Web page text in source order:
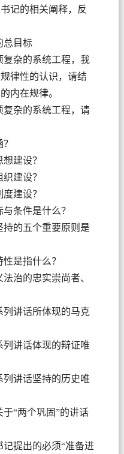
记的相关阐释，反
总目标
复杂的系统工程，我
律性的认识，请结
内在规律。
复杂的系统工程，请
建设？
建设？
建设？
条件是什么？
持的五个重要原则是
是指什么？
治的忠实崇尚者、
列讲话所体现的马克
列讲话体现的辩证唯
列讲话坚持的历史唯
“两个巩固”的讲话
提出的必须“准备进